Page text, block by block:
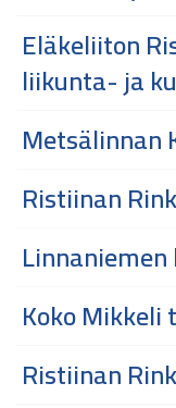
Eläkeliiton
liikunta- ja
Metsälinnan
Ristiinan
Koko Mikkeli
Ristiinan